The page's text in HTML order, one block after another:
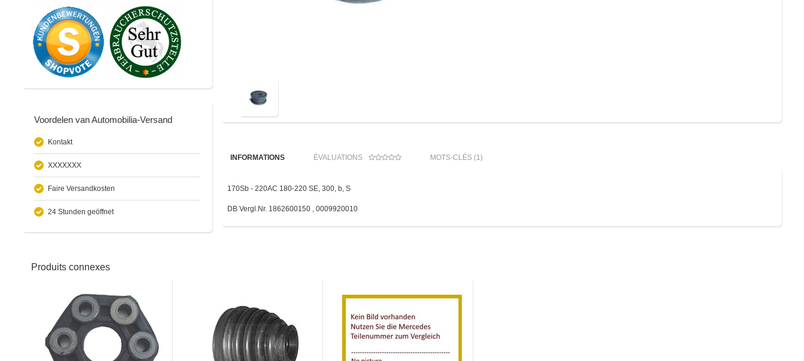
Voordelen van Automobilia-Versand
Kontakt
XXXXXXX
Faire Versandkosten
24 Stunden geöffnet
INFORMATIONS ÉVALUATIONS MOTS-CLÉS (1)
170Sb - 220AC 180-220 SE, 300, b, S
DB Vergl.Nr. 1862600150 , 0009920010
Produits connexes